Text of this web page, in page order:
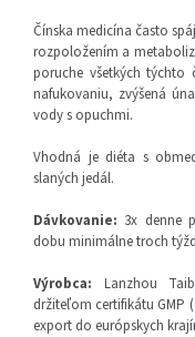
Čínska medicína často
rozpoložením a
poruche všetkých
nafukovaniu, zvýšená
vody s opuchmi.
Vhodná je diéta s
slaných jedál.
Dávkovanie: 3x denne
dobu minimálne troch
Výrobca: Lanzhou
držiteľom certifikátu GMP
export do európskych